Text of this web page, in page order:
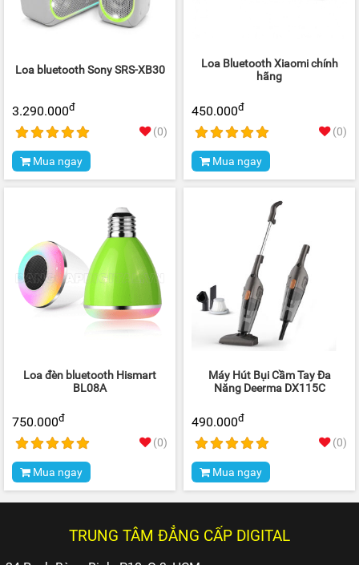
Loa bluetooth Sony SRS-XB30
3.290.000đ
(0)
Mua ngay
Loa Bluetooth Xiaomi chính
hãng
450.000đ
(0)
Mua ngay
Loa đèn bluetooth Hismart
BL08A
750.000đ
(0)
Mua ngay
Máy Hút Bụi Cầm Tay Đa
Năng Deerma DX115C
490.000đ
(0)
Mua ngay
TRUNG TÂM ĐẲNG CẤP DIGITAL